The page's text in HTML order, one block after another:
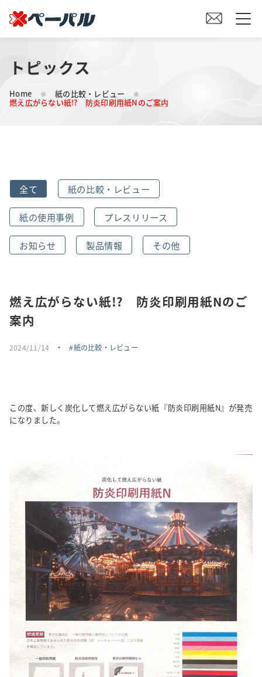
HOME
初めての方へ
会社案内
事業内容
トピックス
お問い合わせ・エントリー
トピックス
Home 紙の比較・レビュー
燃え広がらない紙!? 防炎印刷用紙Nのご案内
全て 紙の比較・レビュー
紙の使用事例 プレスリリース
お知らせ 製品情報 その他
燃え広がらない紙!? 防炎印刷用紙Nのご
案内
2024/11/14 ・ 紙の比較・レビュー
この度、新しく炭化して燃え広がらない紙『防炎印刷用紙N』が発売
になりました。